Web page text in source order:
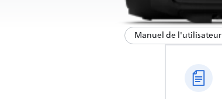
Manuel de l'utilisateur